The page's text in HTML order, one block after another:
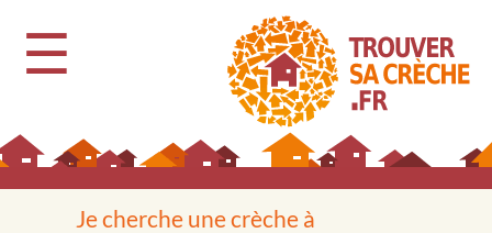
☰
Je cherche une crèche à